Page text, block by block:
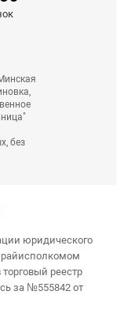
без
юридического
реестр
за №555842 от